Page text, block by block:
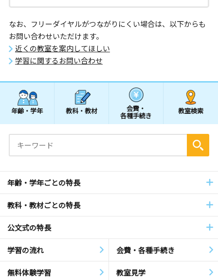
なお、フリーダイヤルがつながりにくい場合は、以下からも
お問い合わせいただけます。
近くの教室を案内してほしい
学習に関するお問い合わせ
年齢・学年 教科・教材 会費・
各種手続き
教室検索
年齢・学年ごとの特長
教科・教材ごとの特長
公文式の特長
学習の流れ 会費・各種手続き
無料体験学習 教室見学